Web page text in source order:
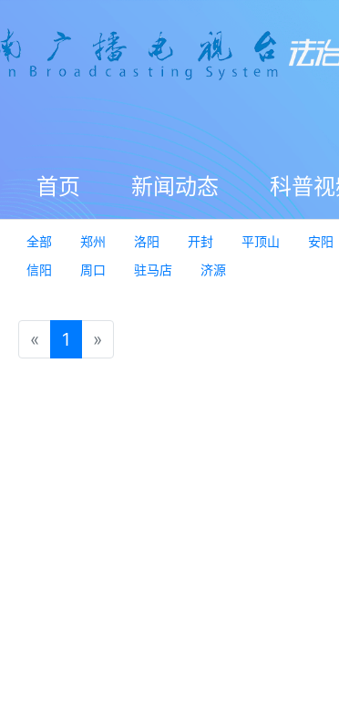
首页 新闻动态 科普
全部 郑州 洛阳 开封 平顶山 安阳
信阳
周口 驻马店 济源
« 1 »